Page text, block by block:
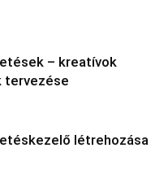
– kreatívok
tervezése
létrehozása